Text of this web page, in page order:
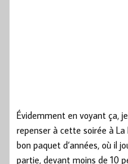
Évidemment en voyant ça,
repenser à cette soirée à
bon paquet d’années, où il
partie, devant moins de 10